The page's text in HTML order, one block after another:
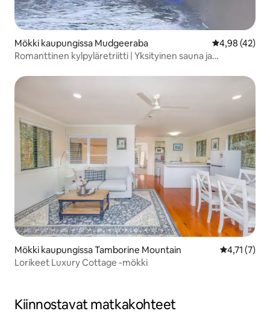
Mökki kaupungissa Mudgeeraba
4,98 (42)
Romanttinen kylpyläretriitti | Yksityinen sauna ja
Mökki kaupungissa Tamborine Mountain
4,71 (7)
Lorikeet Luxury Cottage -mökki
Kiinnostavat matkakohteet